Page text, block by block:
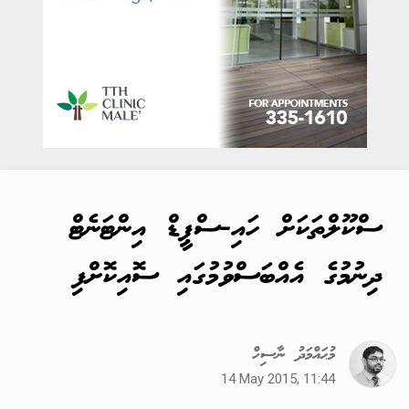
ސްކޫލްތަކަށް ހައި-ސްޕީޑް އިންޓަނެޓް
ދިނުމުގެ އެއްބަސްވުމުގައި ސޮއިކޮށްފި
މުޙައްމަދު ނާސިހް
14 May 2015, 11:44